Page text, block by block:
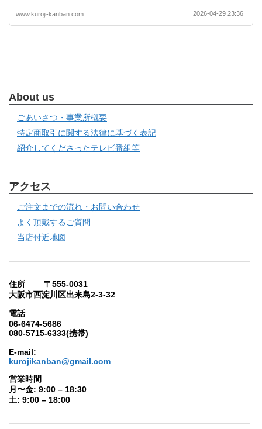
www.kuroji-kanban.com 2026-04-29 23:36
About us
ごあいさつ・事業所概要
特定商取引に関する法律に基づく表記
紹介してくださったテレビ番組等
アクセス
ご注文までの流れ・お問い合わせ
よく頂戴するご質問
当店付近地図
住所 〒555-0031
大阪市西淀川区出来島2-3-32
電話
06-6474-5686
080-5715-6333(携帯)
E-mail:
kurojikanban@gmail.com
営業時間
月〜金: 9:00 – 18:30
土: 9:00 – 18:00